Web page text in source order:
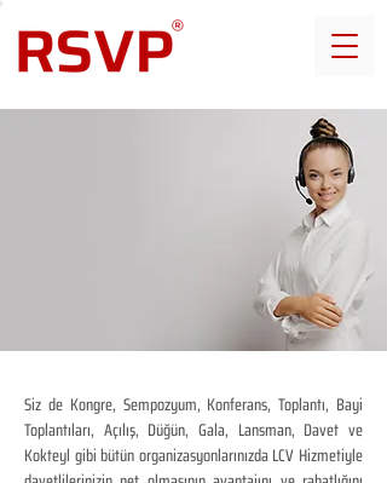
Siz de Kongre, Sempozyum, Konferans, Toplantı, Bayi
Toplantıları, Açılış, Düğün, Gala, Lansman, Davet ve
Kokteyl gibi bütün organizasyonlarınızda LCV Hizmetiyle